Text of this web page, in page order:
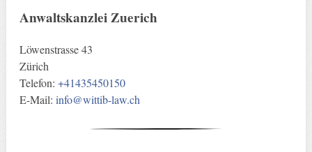
Anwaltskanzlei Zuerich
Löwenstrasse 43
Zürich
Telefon: +41435450150
E-Mail: info@wittib-law.ch